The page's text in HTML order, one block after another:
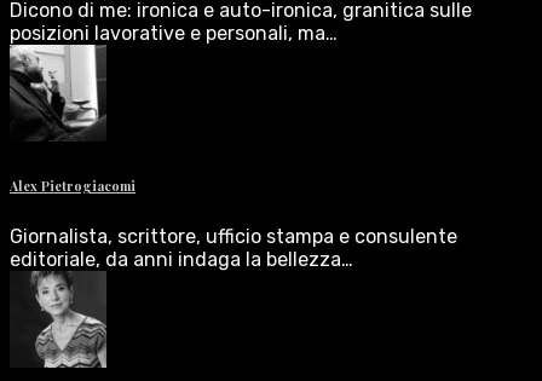
Dicono di me: ironica e auto-ironica, granitica sulle
posizioni lavorative e personali, ma…
Alex Pietrogiacomi
Giornalista, scrittore, ufficio stampa e consulente
editoriale, da anni indaga la bellezza…